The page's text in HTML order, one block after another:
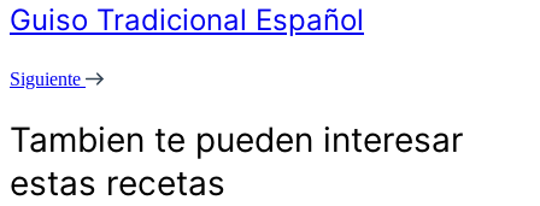
Guiso Tradicional Español
Siguiente
Tambien te pueden interesar
estas recetas